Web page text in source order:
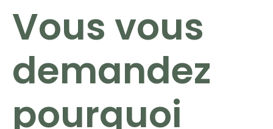
Vous vous
demandez
pourquoi